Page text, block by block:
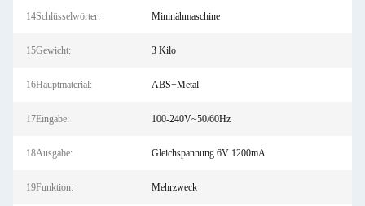
14Schlüsselwörter: Mininähmaschine
15Gewicht: 3 Kilo
16Hauptmaterial: ABS+Metal
17Eingabe: 100-240V~50/60Hz
18Ausgabe: Gleichspannung 6V 1200mA
19Funktion: Mehrzweck